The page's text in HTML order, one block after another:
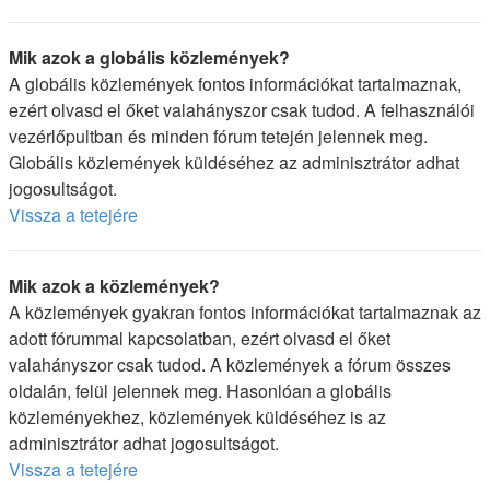
Mik azok a globális közlemények?
A globális közlemények fontos információkat tartalmaznak,
ezért olvasd el őket valahányszor csak tudod. A felhasználói
vezérlőpultban és minden fórum tetején jelennek meg.
Globális közlemények küldéséhez az adminisztrátor adhat
jogosultságot.
Vissza a tetejére
Mik azok a közlemények?
A közlemények gyakran fontos információkat tartalmaznak az
adott fórummal kapcsolatban, ezért olvasd el őket
valahányszor csak tudod. A közlemények a fórum összes
oldalán, felül jelennek meg. Hasonlóan a globális
közleményekhez, közlemények küldéséhez is az
adminisztrátor adhat jogosultságot.
Vissza a tetejére